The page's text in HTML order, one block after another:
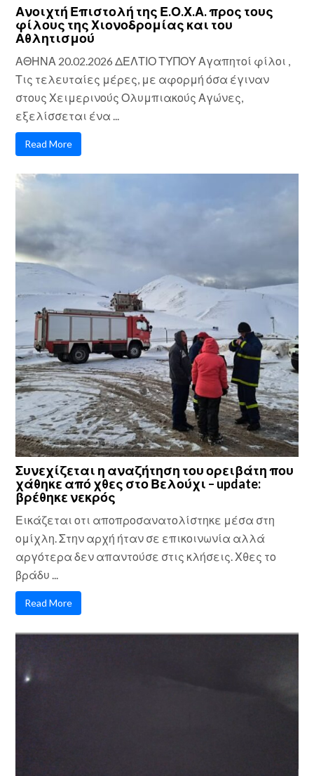
Ανοιχτή Επιστολή της Ε.Ο.Χ.Α. προς τους
φίλους της Χιονοδρομίας και του
Αθλητισμού
ΑΘΗΝΑ 20.02.2026 ΔΕΛΤΙΟ ΤΥΠΟΥ Αγαπητοί φίλοι ,
Τις τελευταίες μέρες, με αφορμή όσα έγιναν
στους Χειμερινούς Ολυμπιακούς Αγώνες,
εξελίσσεται ένα ...
Read More
Συνεχίζεται η αναζήτηση του ορειβάτη που
χάθηκε από χθες στο Βελούχι – update:
βρέθηκε νεκρός
Εικάζεται οτι αποπροσανατολίστηκε μέσα στη
ομίχλη. Στην αρχή ήταν σε επικοινωνία αλλά
αργότερα δεν απαντούσε στις κλήσεις. Χθες το
βράδυ ...
Read More